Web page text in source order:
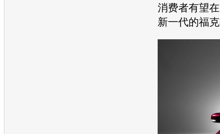
消费者有望
新一代的福